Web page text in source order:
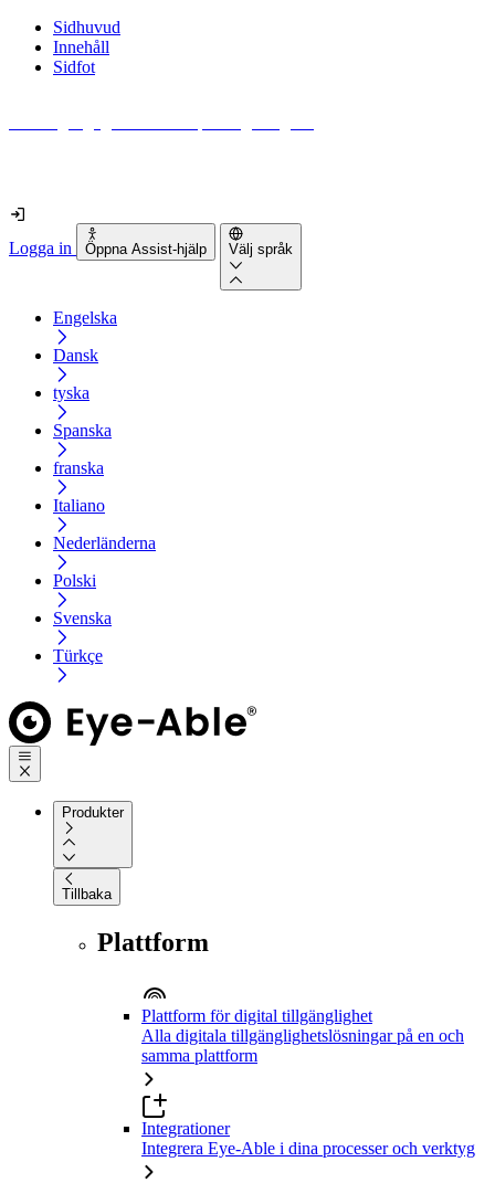
Sidhuvud
Innehåll
Sidfot
Logga in Öppna Assist-hjälp Välj språk
Engelska
Dansk
tyska
Spanska
franska
Italiano
Nederländerna
Polski
Svenska
Türkçe
Produkter
Tillbaka
Plattform
Plattform för digital tillgänglighet
Alla digitala tillgänglighetslösningar på en och
samma plattform
Integrationer
Integrera Eye-Able i dina processer och verktyg